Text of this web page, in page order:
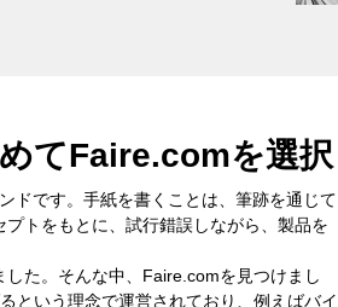
てFaire.comを選択
ドです。手紙を書くことは、筆跡を通じて
トをもとに、試行錯誤しながら、製品を
た。そんな中、Faire.comを見つけまし
という理念で運営されており、例えばバイ